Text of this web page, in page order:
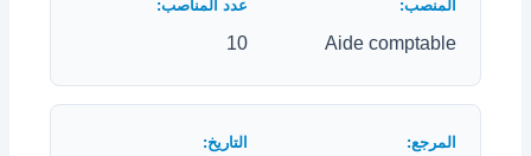
Aide comptable
10